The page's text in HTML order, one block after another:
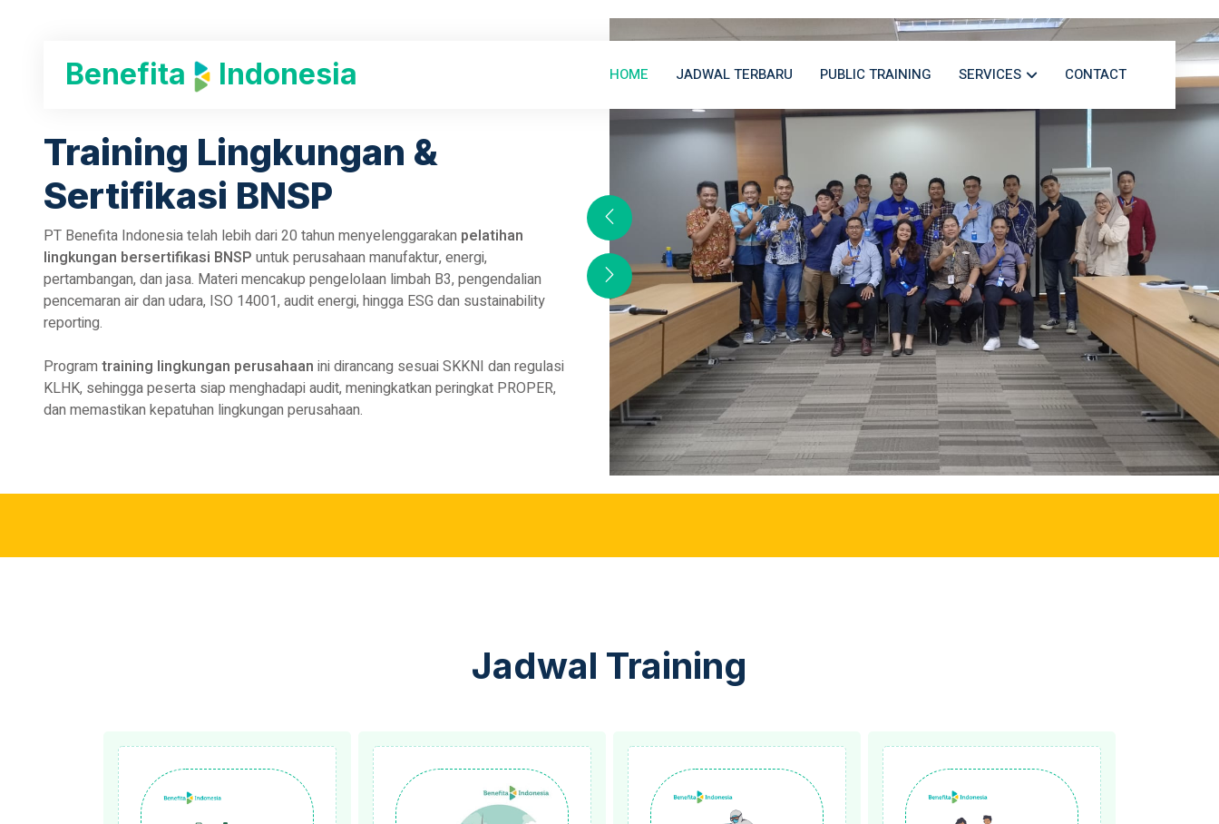
Benefita Indonesia HOME JADWAL TERBARU PUBLIC TRAINING SERVICES CONTACT
Training Lingkungan &
Sertifikasi BNSP
PT Benefita Indonesia telah lebih dari 20 tahun menyelenggarakan pelatihan
lingkungan bersertifikasi BNSP untuk perusahaan manufaktur, energi,
pertambangan, dan jasa. Materi mencakup pengelolaan limbah B3, pengendalian
pencemaran air dan udara, ISO 14001, audit energi, hingga ESG dan sustainability
reporting.
Program training lingkungan perusahaan ini dirancang sesuai SKKNI dan regulasi
KLHK, sehingga peserta siap menghadapi audit, meningkatkan peringkat PROPER,
dan memastikan kepatuhan lingkungan perusahaan.
Jadwal Training